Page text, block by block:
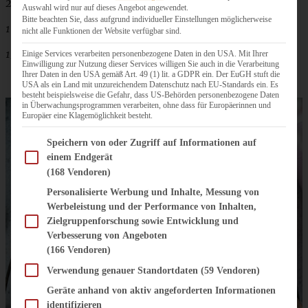
2 EL Zitronensaft
1 EL Milch
150 g Puderzucker
Auswahl wird nur auf dieses Angebot angewendet.
Bitte beachten Sie, dass aufgrund individueller Einstellungen möglicherweise
nicht alle Funktionen der Website verfügbar sind.
Einige Services verarbeiten personenbezogene Daten in den USA. Mit Ihrer
Einwilligung zur Nutzung dieser Services willigen Sie auch in die Verarbeitung
Ihrer Daten in den USA gemäß Art. 49 (1) lit. a GDPR ein. Der EuGH stuft die
USA als ein Land mit unzureichendem Datenschutz nach EU-Standards ein. Es
besteht beispielsweise die Gefahr, dass US-Behörden personenbezogene Daten
in Überwachungsprogrammen verarbeiten, ohne dass für Europäerinnen und
Europäer eine Klagemöglichkeit besteht.
Im Folgenden finden Sie eine Liste der Zwecke des IAB Transparency and Consent
Speichern von oder Zugriff auf Informationen auf
einem Endgerät
(168 Vendoren)
Personalisierte Werbung und Inhalte, Messung von
Werbeleistung und der Performance von Inhalten,
Zielgruppenforschung sowie Entwicklung und
Verbesserung von Angeboten
(166 Vendoren)
Verwendung genauer Standortdaten (59 Vendoren)
Geräte anhand von aktiv angeforderten Informationen
identifizieren